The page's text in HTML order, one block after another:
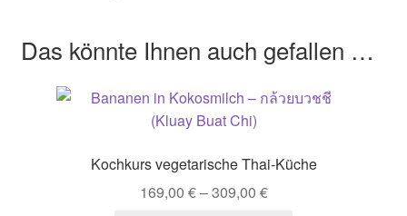
Das könnte Ihnen auch gefallen …
Kochkurs vegetarische Thai-Küche
169,00 €–309,00 €